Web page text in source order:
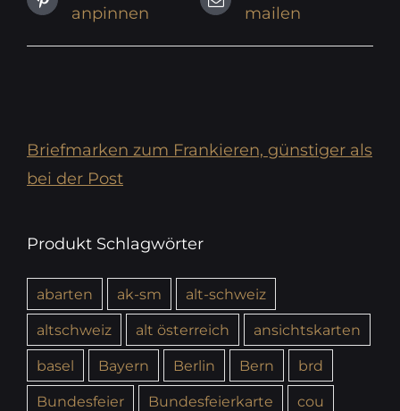
anpinnen
mailen
Briefmarken zum Frankieren, günstiger als
bei der Post
Produkt Schlagwörter
abarten ak-sm
alt-schweiz
altschweiz
alt österreich
ansichtskarten
basel
Bayern Berlin Bern
brd
Bundesfeier
Bundesfeierkarte
cou